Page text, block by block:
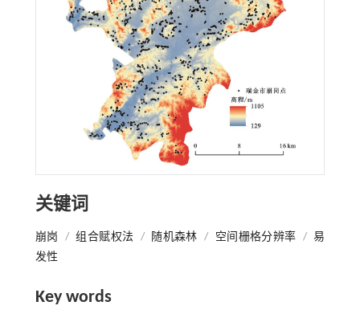
关键词
崩岗 / 组合赋权法 / 随机森林 / 空间栅格分辨率 / 易
发性
Key words